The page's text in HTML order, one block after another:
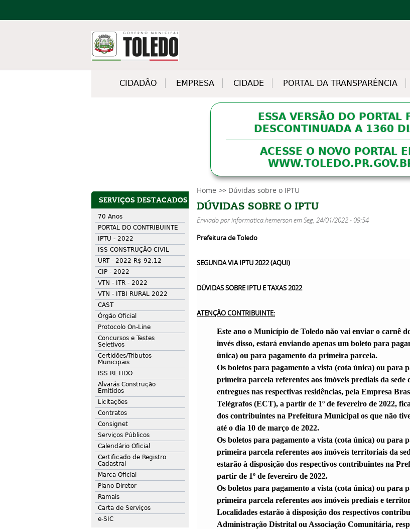
CIDADÃO EMPRESA CIDADE PORTAL DA TRANSPARÊNCIA
ESSA VERSÃO DO PORTAL
DESCONTINUADA A 1360
ACESSE O NOVO PORTAL
Home Dúvidas sobre o IPTU
DÚVIDAS SOBRE O IPTU
Enviado porinformatica.hemersonemSeg, 24/01/2022 - 09:54
Prefeitura de Toledo
SEGUNDA VIA IPTU 2022 (AQUI)
DÚVIDAS SOBRE IPTU E TAXAS 2022
ATENÇÃO CONTRIBUINTE:
Este ano o Município de Toledo não vai enviar o carnê
invés disso, estará enviando apenas um boleto para
única) ou para pagamento da primeira parcela.
Os boletos para pagamento a vista (cota única) ou para
primeira parcela referentes aos imóveis prediais da sede
entregues nas respectivas residências, pela Empresa
Telégrafos (ECT), a partir de 1º de fevereiro de 2022,
dos contribuintes na Prefeitura Municipal os que não
até o dia 10 de março de 2022.
Os boletos para pagamento a vista (cota única) ou para
primeira parcela referentes aos imóveis territoriais da
estarão à disposição dos respectivos contribuintes na
partir de 1º de fevereiro de 2022.
Os boletos para pagamento a vista (cota única) ou para
primeira parcela referentes aos imóveis prediais e
Localidades estarão à disposição dos respectivos
Administração Distrital ou Associação Comunitária,
SERVIÇOS DESTACADOS
70 Anos
PORTAL DO CONTRIBUINTE
IPTU - 2022
ISS CONSTRUÇÃO CIVIL
URT - 2022 R$ 92,12
CIP - 2022
VTN - ITR - 2022
VTN - ITBI RURAL 2022
CAST
Órgão Oficial
Protocolo On-Line
Concursos e Testes
Seletivos
Certidões/Tributos
Municipais
ISS RETIDO
Alvarás Construção
Emitidos
Licitações
Contratos
Consignet
Serviços Públicos
Calendário Oficial
Certificado de Registro
Cadastral
Marca Oficial
Plano Diretor
Ramais
Carta de Serviços
e-SIC